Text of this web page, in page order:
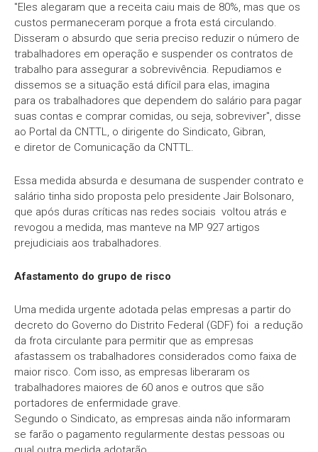
"Eles alegaram que a receita caiu mais de 80%, mas que os
custos permaneceram porque a frota está circulando.
Disseram o absurdo que seria preciso reduzir o número de
trabalhadores em operação e suspender os contratos de
trabalho para assegurar a sobrevivência. Repudiamos e
dissemos se a situação está difícil para elas, imagina
para os trabalhadores que dependem do salário para pagar
suas contas e comprar comidas, ou seja, sobreviver", disse
ao Portal da CNTTL, o dirigente do Sindicato, Gibran,
e diretor de Comunicação da CNTTL.
Essa medida absurda e desumana de suspender contrato e
salário tinha sido proposta pelo presidente Jair Bolsonaro,
que após duras críticas nas redes sociais voltou atrás e
revogou a medida, mas manteve na MP 927 artigos
prejudiciais aos trabalhadores.
Afastamento do grupo de risco
Uma medida urgente adotada pelas empresas a partir do
decreto do Governo do Distrito Federal (GDF) foi a redução
da frota circulante para permitir que as empresas
afastassem os trabalhadores considerados como faixa de
maior risco. Com isso, as empresas liberaram os
trabalhadores maiores de 60 anos e outros que são
portadores de enfermidade grave.
Segundo o Sindicato, as empresas ainda não informaram
se farão o pagamento regularmente destas pessoas ou